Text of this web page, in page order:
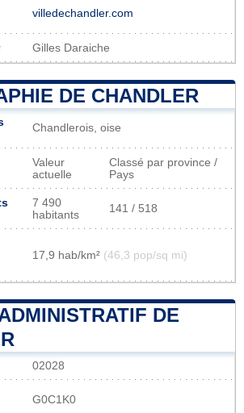
villedechandler.com
Gilles Daraiche
DE CHANDLER
Chandlerois, oise
Valeur
actuelle
Classé par province /
Pays
7 490
habitants
141 / 518
17,9 hab/km² (46,3 pop/sq mi)
DE
02028
G0C1K0